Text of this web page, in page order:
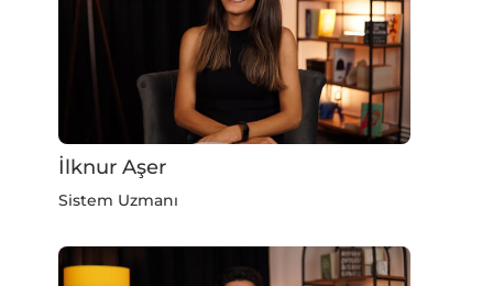
İlknur Aşer
Sistem Uzmanı